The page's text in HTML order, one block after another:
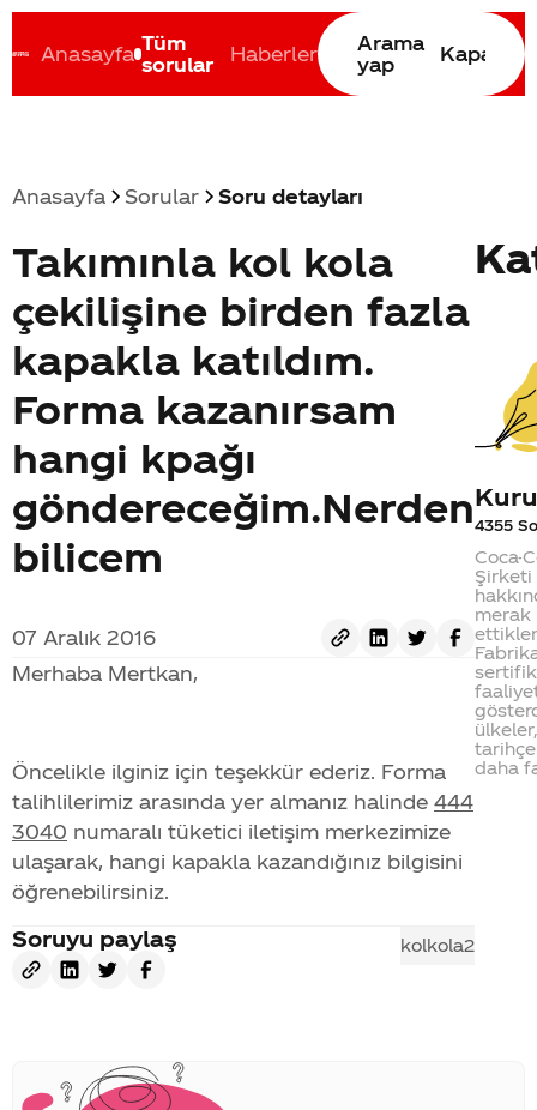
Anasayfa Tüm
sorular
Haberler
Arama
yap
Kapat
Anasayfa Sorular Soru detayları
Takımınla kol kola
çekilişine birden fazla
kapakla katıldım.
Forma kazanırsam
hangi kpağı
göndereceğim.Nerden
bilicem
07 Aralık 2016
Merhaba Mertkan,
Öncelikle ilginiz için teşekkür ederiz. Forma
talihlilerimiz arasında yer almanız halinde 444
3040 numaralı tüketici iletişim merkezimize
ulaşarak, hangi kapakla kazandığınız bilgisini
öğrenebilirsiniz.
Soruyu paylaş kolkola2
4355
Coca-
Şirketi
merak
ülkeler,
daha